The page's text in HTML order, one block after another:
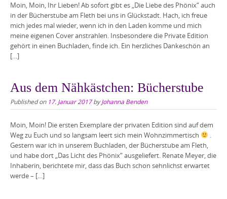
Moin, Moin, Ihr Lieben! Ab sofort gibt es „Die Liebe des Phönix“ auch
in der Bücherstube am Fleth bei uns in Glückstadt. Hach, ich freue
mich jedes mal wieder, wenn ich in den Laden komme und mich
meine eigenen Cover anstrahlen. Insbesondere die Private Edition
gehört in einen Buchladen, finde ich. Ein herzliches Dankeschön an
[…]
Aus dem Nähkästchen: Bücherstube
Published on 17. Januar 2017byJohanna Benden
Moin, Moin! Die ersten Exemplare der privaten Edition sind auf dem
Weg zu Euch und so langsam leert sich mein Wohnzimmertisch
.
Gestern war ich in unserem Buchladen, der Bücherstube am Fleth,
und habe dort „Das Licht des Phönix“ ausgeliefert. Renate Meyer, die
Inhaberin, berichtete mir, dass das Buch schon sehnlichst erwartet
werde – […]